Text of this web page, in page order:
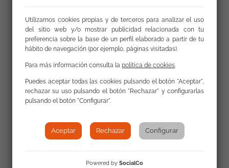
los adecuados, si ha crecido el número de delitos
de odio y cómo podemos actuar.
Utilizamos cookies propias y de terceros para analizar el uso
del sitio web y/o mostrar publicidad relacionada con tu
preferencia sobre la base de un perfil elaborado a partir de tu
hábito de navegación (por ejemplo, páginas visitadas).
Para más información consulta la política de cookies
Puedes aceptar todas las cookies pulsando el botón "Aceptar",
rechazar su uso pulsando el botón "Rechazar" y configurarlas
pulsando el botón "Configurar".
Aceptar Rechazar Configurar
Powered by SocialCo